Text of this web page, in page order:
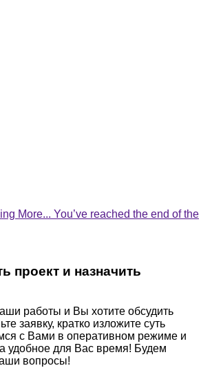
More... You’ve reached the end of the
проект и назначить
работы и Вы хотите обсудить
заявку, кратко изложите суть
с Вами в оперативном режиме и
удобное для Вас время! Будем
вопросы!